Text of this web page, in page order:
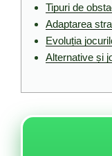
Tipuri de
Adaptarea
Evoluția
Alternative și